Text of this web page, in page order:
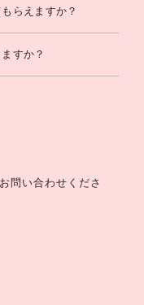
らえますか？
すか？
問い合わせくださ